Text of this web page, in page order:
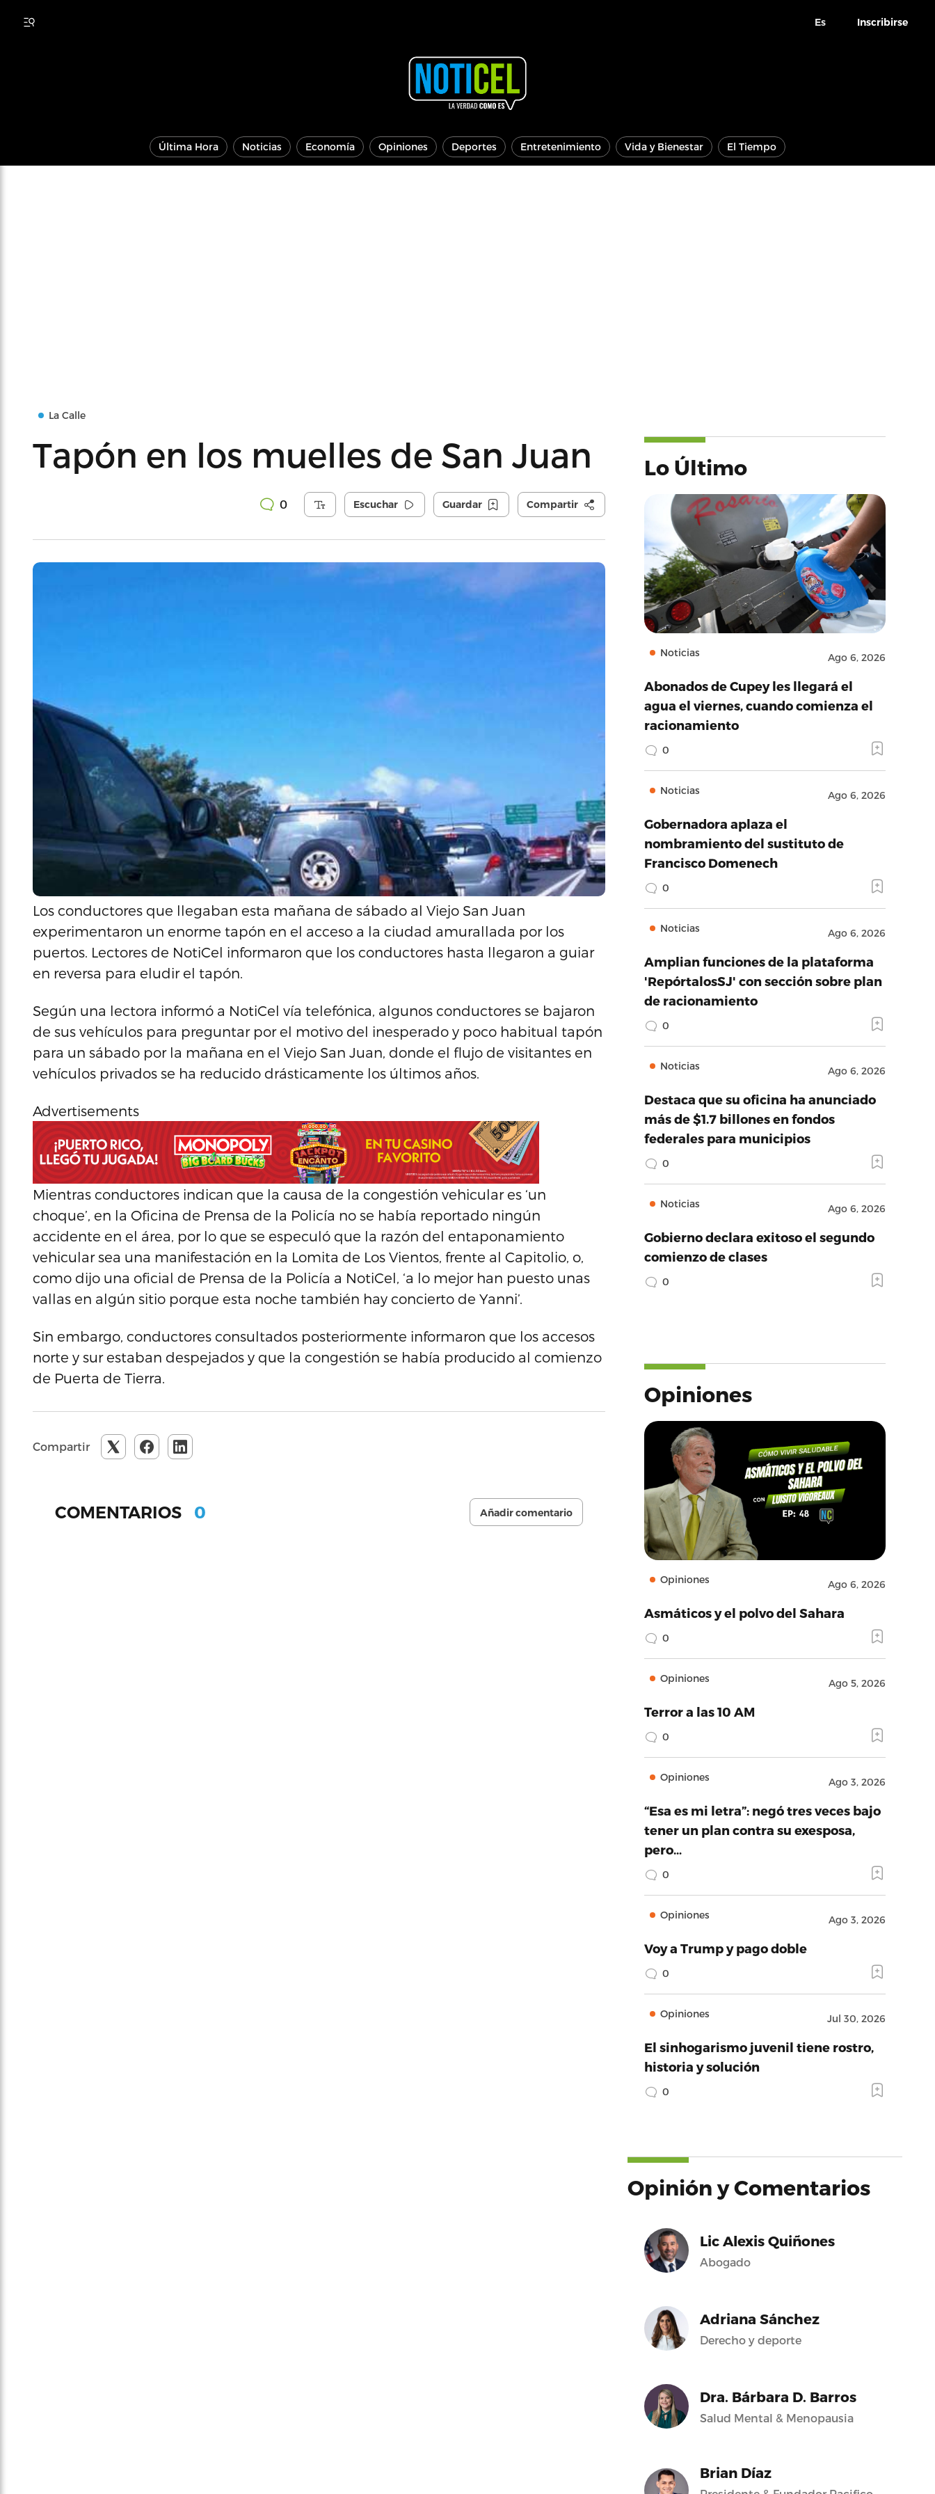
Es Inscribirse
Última Hora Noticias Economía Opiniones Deportes Entretenimiento Vida y Bienestar El Tiempo
La Calle
Tapón en los muelles de San Juan
0 Escuchar Guardar Compartir
Los conductores que llegaban esta mañana de sábado al Viejo San Juan
experimentaron un enorme tapón en el acceso a la ciudad amurallada por los
puertos. Lectores de NotiCel informaron que los conductores hasta llegaron a guiar
en reversa para eludir el tapón.
Según una lectora informó a NotiCel vía telefónica, algunos conductores se bajaron
de sus vehículos para preguntar por el motivo del inesperado y poco habitual tapón
para un sábado por la mañana en el Viejo San Juan, donde el flujo de visitantes en
vehículos privados se ha reducido drásticamente los últimos años.
Advertisements
Mientras conductores indican que la causa de la congestión vehicular es ‘un
choque’, en la Oficina de Prensa de la Policía no se había reportado ningún
accidente en el área, por lo que se especuló que la razón del entaponamiento
vehicular sea una manifestación en la Lomita de Los Vientos, frente al Capitolio, o,
como dijo una oficial de Prensa de la Policía a NotiCel, ‘a lo mejor han puesto unas
vallas en algún sitio porque esta noche también hay concierto de Yanni’.
Sin embargo, conductores consultados posteriormente informaron que los accesos
norte y sur estaban despejados y que la congestión se había producido al comienzo
de Puerta de Tierra.
Compartir
COMENTARIOS 0 Añadir comentario
Lo Último
Noticias Ago 6, 2026
Abonados de Cupey les llegará el
agua el viernes, cuando comienza el
racionamiento
0
Noticias Ago 6, 2026
Gobernadora aplaza el
nombramiento del sustituto de
Francisco Domenech
0
Noticias Ago 6, 2026
Amplian funciones de la plataforma
'RepórtalosSJ' con sección sobre plan
de racionamiento
0
Noticias Ago 6, 2026
Destaca que su oficina ha anunciado
más de $1.7 billones en fondos
federales para municipios
0
Noticias Ago 6, 2026
Gobierno declara exitoso el segundo
comienzo de clases
0
Opiniones
Opiniones Ago 6, 2026
Asmáticos y el polvo del Sahara
0
Opiniones Ago 5, 2026
Terror a las 10 AM
0
Opiniones Ago 3, 2026
“Esa es mi letra”: negó tres veces bajo
tener un plan contra su exesposa,
pero…
0
Opiniones Ago 3, 2026
Voy a Trump y pago doble
0
Opiniones Jul 30, 2026
El sinhogarismo juvenil tiene rostro,
historia y solución
0
Opinión y Comentarios
Lic Alexis Quiñones
Abogado
Adriana Sánchez
Derecho y deporte
Dra. Bárbara D. Barros
Salud Mental & Menopausia
Brian Díaz